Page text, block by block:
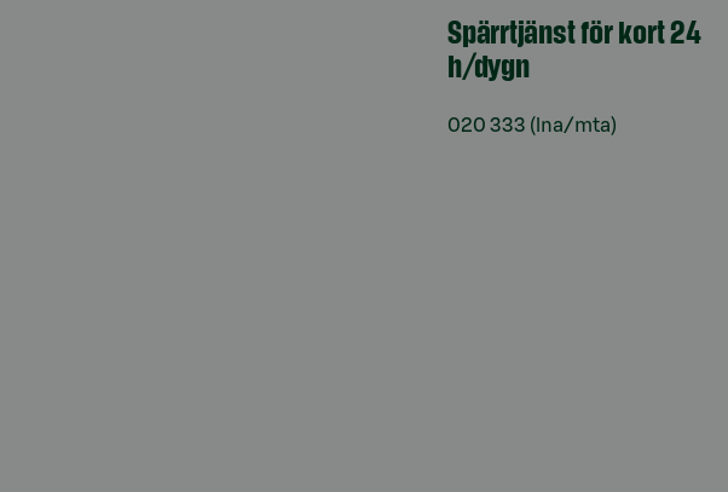
Spärrtjänst för kort 24
h/dygn
020 333 (lna/mta)